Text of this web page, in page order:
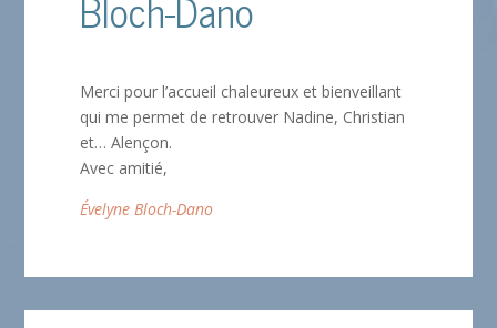
Merci pour l’accueil chaleureux et bienveillant
qui me permet de retrouver Nadine, Christian
et… Alençon.
Avec amitié,
Évelyne Bloch-Dano